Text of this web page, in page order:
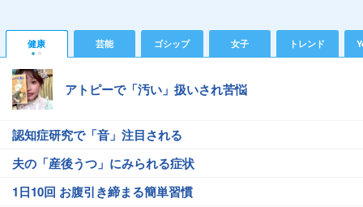
健康 芸能 ゴシップ 女子 トレンド
アトピーで「汚い」扱いされ苦悩
認知症研究で「音」注目される
夫の「産後うつ」にみられる症状
1日10回 お腹引き締まる簡単習慣